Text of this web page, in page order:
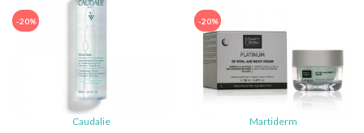
-20%
Caudalie
-20%
Martiderm